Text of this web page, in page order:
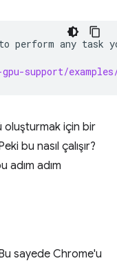
to perform any task
support/
için bir
bu nasıl çalışır?
adım adım
sayede Chrome'u